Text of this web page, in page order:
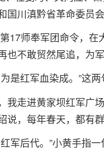
国川滇黔省革命委员
17师奉军团命令，
也不敢贸然尾追，为
是红军血染成。”这
我走进黄家坝红军广
说，每年春天，都有
军后代。”小黄手指